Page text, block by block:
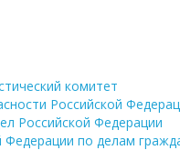
комитет
Российской
Российской Федерации
Федерации по делам